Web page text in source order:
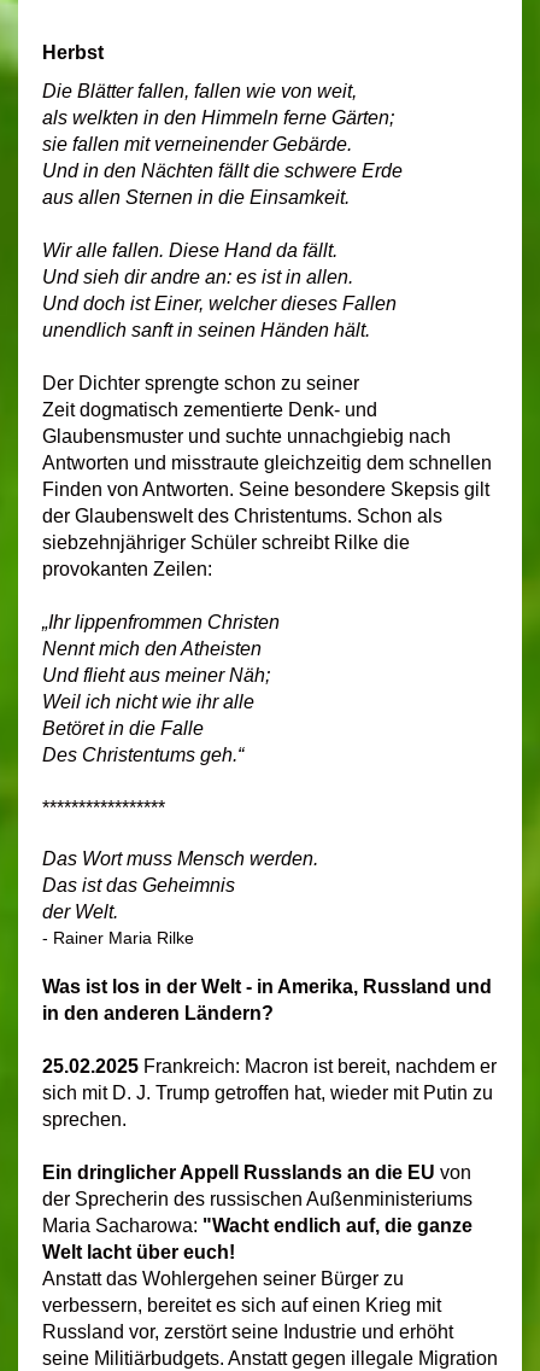
Herbst
Die Blätter fallen, fallen wie von weit,
als welkten in den Himmeln ferne Gärten;
sie fallen mit verneinender Gebärde.
Und in den Nächten fällt die schwere Erde
aus allen Sternen in die Einsamkeit.
Wir alle fallen. Diese Hand da fällt.
Und sieh dir andre an: es ist in allen.
Und doch ist Einer, welcher dieses Fallen
unendlich sanft in seinen Händen hält.
Der Dichter sprengte schon zu seiner
Zeit dogmatisch zementierte Denk- und
Glaubensmuster und suchte unnachgiebig nach
Antworten und misstraute gleichzeitig dem schnellen
Finden von Antworten. Seine besondere Skepsis gilt
der Glaubenswelt des Christentums. Schon als
siebzehnjähriger Schüler schreibt Rilke die
provokanten Zeilen:
„Ihr lippenfrommen Christen
Nennt mich den Atheisten
Und flieht aus meiner Näh;
Weil ich nicht wie ihr alle
Betöret in die Falle
Des Christentums geh.“
*****************
Das Wort muss Mensch werden.
Das ist das Geheimnis
der Welt.
- Rainer Maria Rilke
Was ist los in der Welt - in Amerika, Russland und
in den anderen Ländern?
25.02.2025 Frankreich: Macron ist bereit, nachdem er
sich mit D. J. Trump getroffen hat, wieder mit Putin zu
sprechen.
Ein dringlicher Appell Russlands an die EU von
der Sprecherin des russischen Außenministeriums
Maria Sacharowa: "Wacht endlich auf, die ganze
Welt lacht über euch!
Anstatt das Wohlergehen seiner Bürger zu
verbessern, bereitet es sich auf einen Krieg mit
Russland vor, zerstört seine Industrie und erhöht
seine Militiärbudgets. Anstatt gegen illegale Migration